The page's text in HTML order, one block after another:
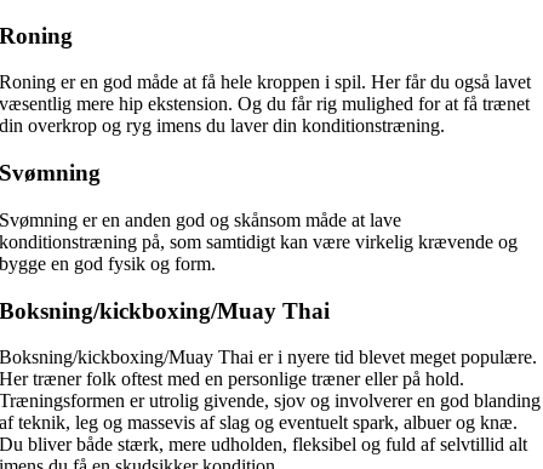
Roning
Roning er en god måde at få hele kroppen i spil. Her får du også lavet
væsentlig mere hip ekstension. Og du får rig mulighed for at få trænet
din overkrop og ryg imens du laver din konditionstræning.
Svømning
Svømning er en anden god og skånsom måde at lave
konditionstræning på, som samtidigt kan være virkelig krævende og
bygge en god fysik og form.
Boksning/kickboxing/Muay Thai
Boksning/kickboxing/Muay Thai er i nyere tid blevet meget populære.
Her træner folk oftest med en personlige træner eller på hold.
Træningsformen er utrolig givende, sjov og involverer en god blanding
af teknik, leg og massevis af slag og eventuelt spark, albuer og knæ.
Du bliver både stærk, mere udholden, fleksibel og fuld af selvtillid alt